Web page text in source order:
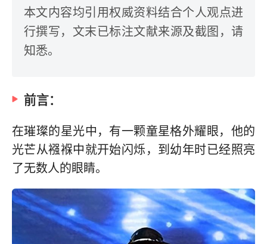
本文内容均引用权威资料结合个人观点进
行撰写，文末已标注文献来源及截图，请
知悉。
前言：
在璀璨的星光中，有一颗童星格外耀眼，他的
光芒从襁褓中就开始闪烁，到幼年时已经照亮
了无数人的眼睛。